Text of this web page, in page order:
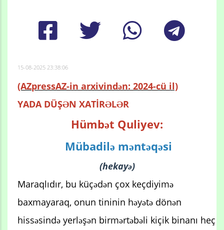
15-08-2025 23:38:06
(AZpressAZ-in arxivindən: 2024-cü il)
YADA DÜŞƏN XATİRƏLƏR
Hümbət Quliyev:
Mübadilə məntəqəsi
(hekayə)
Maraqlıdır, bu küçədən çox keçdiyimə
baxmayaraq, onun tininin həyətə dönən
hissəsində yerləşən birmərtəbəli kiçik binanı heç